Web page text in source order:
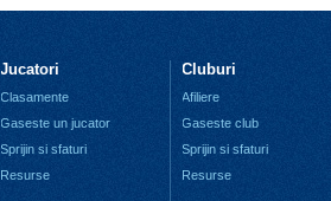
Jucatori
Clasamente
Gaseste un jucator
Sprijin si sfaturi
Resurse
Cluburi
Afiliere
Gaseste club
Sprijin si sfaturi
Resurse